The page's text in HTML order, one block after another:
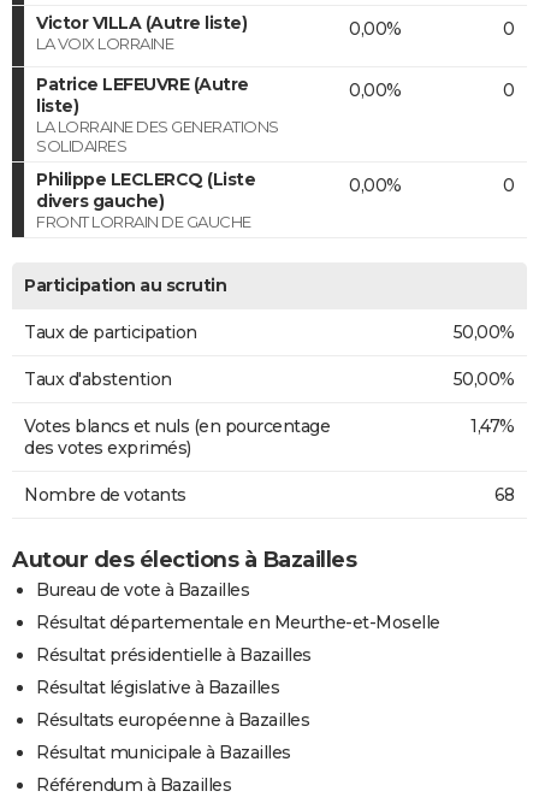
Victor VILLA (Autre liste)
LA VOIX LORRAINE
0,00% 0
Patrice LEFEUVRE (Autre
liste)
LA LORRAINE DES GENERATIONS
SOLIDAIRES
0,00% 0
Philippe LECLERCQ (Liste
divers gauche)
FRONT LORRAIN DE GAUCHE
0,00% 0
Participation au scrutin
Taux de participation 50,00%
Taux d'abstention 50,00%
Votes blancs et nuls (en pourcentage
des votes exprimés)
1,47%
Nombre de votants 68
Autour des élections à Bazailles
Bureau de vote à Bazailles
Résultat départementale en Meurthe-et-Moselle
Résultat présidentielle à Bazailles
Résultat législative à Bazailles
Résultats européenne à Bazailles
Résultat municipale à Bazailles
Référendum à Bazailles